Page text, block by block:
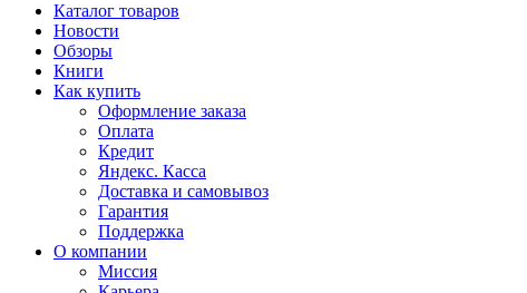
Каталог товаров
Новости
Обзоры
Книги
Как купить
Оформление заказа
Оплата
Кредит
Яндекс. Касса
Доставка и самовывоз
Гарантия
Поддержка
О компании
Миссия